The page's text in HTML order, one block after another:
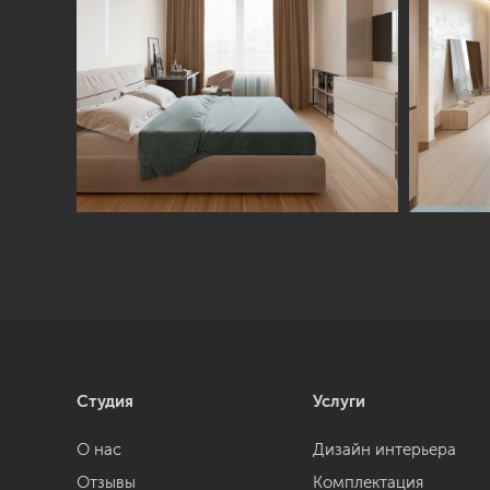
Студия
О нас
Отзывы
Услуги
Дизайн интерьера
Комплектация